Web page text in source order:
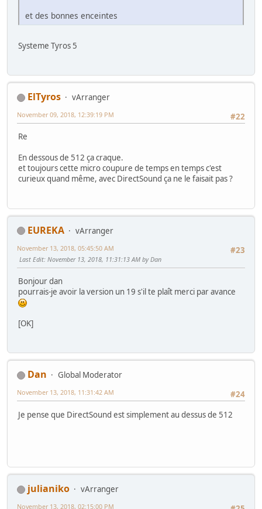
et des bonnes enceintes
Systeme Tyros 5
ElTyros
vArranger
#22
November 09, 2018, 12:39:19 PM
Re
En dessous de 512 ça craque.
et toujours cette micro coupure de temps en temps c'est
curieux quand même, avec DirectSound ça ne le faisait pas ?
EUREKA
vArranger
#23
November 13, 2018, 05:45:50 AM
Last Edit: November 13, 2018, 11:31:13 AM by Dan
Bonjour dan
pourrais-je avoir la version un 19 s'il te plaît merci par avance
[OK]
Dan
Global Moderator
#24
November 13, 2018, 11:31:42 AM
Je pense que DirectSound est simplement au dessus de 512
julianiko
vArranger
November 13, 2018, 02:15:00 PM